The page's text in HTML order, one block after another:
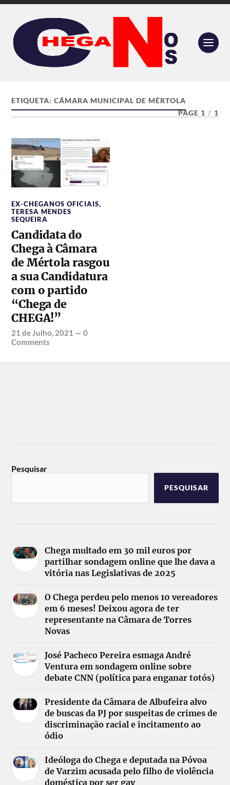
ETIQUETA:CÂMARA MUNICIPAL DE MÉRTOLA
PAGE 1 / 1
EX-CHEGANOS OFICIAIS,
TERESA MENDES
SEQUEIRA
Candidata do
Chega à Câmara
de Mértola rasgou
a sua Candidatura
com o partido
“Chega de
CHEGA!”
21 de Julho, 2021 —0
Comments
Pesquisar
PESQUISAR
Chega multado em 30 mil euros por
partilhar sondagem online que lhe dava a
vitória nas Legislativas de 2025
O Chega perdeu pelo menos 10 vereadores
em 6 meses! Deixou agora de ter
representante na Câmara de Torres
Novas
José Pacheco Pereira esmaga André
Ventura em sondagem online sobre
debate CNN (política para enganar totós)
Presidente da Câmara de Albufeira alvo
de buscas da PJ por suspeitas de crimes de
discriminação racial e incitamento ao
ódio
Ideóloga do Chega e deputada na Póvoa
de Varzim acusada pelo filho de violência
doméstica por ser gay